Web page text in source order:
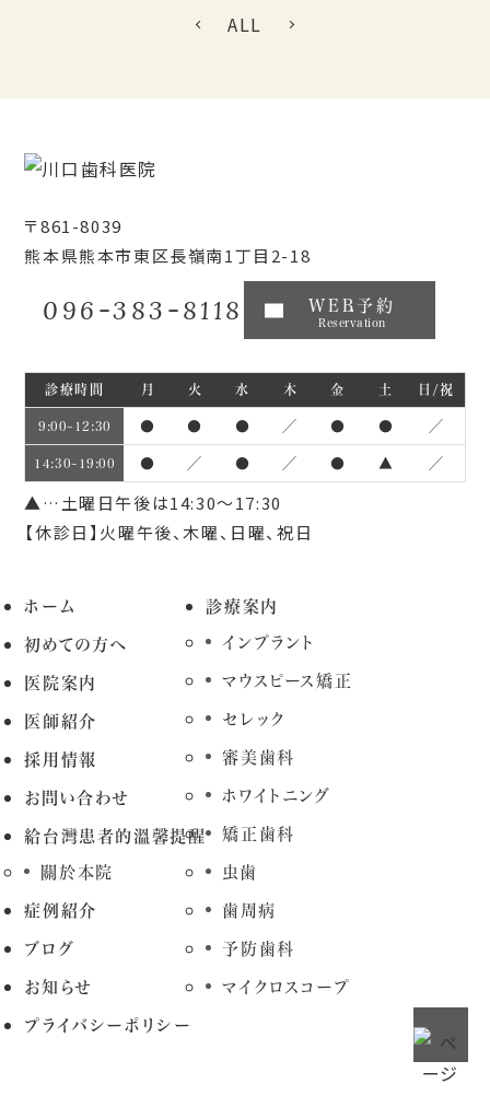
ALL
〒861-8039
熊本県熊本市東区長嶺南1丁目2-18
096-383-8118 WEB予約
Reservation
診療時間 月 火 水 木 金 土 日/祝
9:00~12:30 ● ● ● ／ ● ● ／
14:30~19:00 ● ／ ● ／ ● ▲ ／
▲…土曜日午後は14:30～17:30
【休診日】火曜午後、木曜、日曜、祝日
ホーム
初めての方へ
医院案内
医師紹介
採用情報
お問い合わせ
給台灣患者的溫馨提醒
關於本院
症例紹介
ブログ
お知らせ
プライバシーポリシー
診療案内
インプラント
マウスピース矯正
セレック
審美歯科
ホワイトニング
矯正歯科
虫歯
歯周病
予防歯科
マイクロスコープ